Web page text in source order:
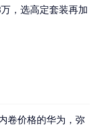
，选高定套装再加
卷价格的华为，弥